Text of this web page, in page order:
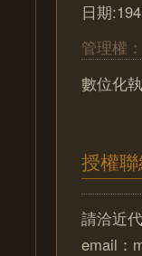
日期
管理權：
數位化
授權
請洽近
email：